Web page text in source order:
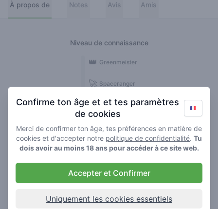
À propos de Notes Avis Amis
Niveau de connaissance
🍃 Smoker
🌱 Roller
🥦 Stoner
🚀 Spaceranger
👑 Greenmeister
Confirme ton âge et et tes paramètres
de cookies
Merci de confirmer ton âge, tes préférences en matière de
cookies et d'accepter notre politique de confidentialité. Tu
dois avoir au moins 18 ans pour accéder à ce site web.
Accepter et Confirmer
Uniquement les cookies essentiels